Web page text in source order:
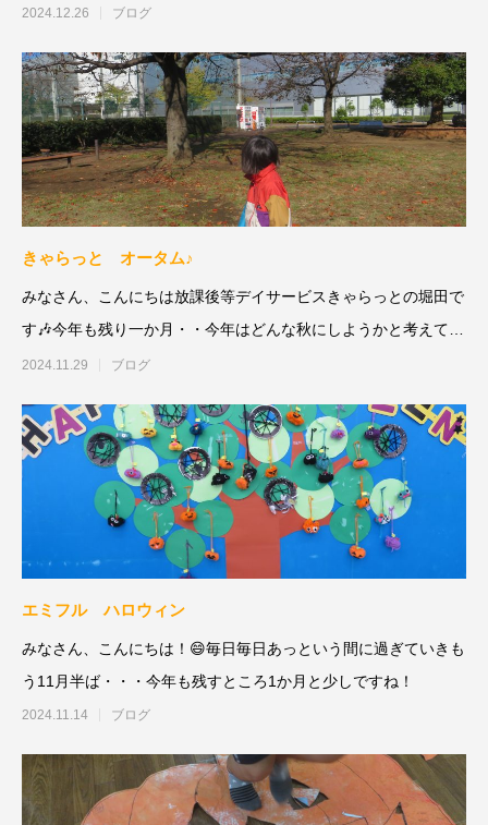
⚠️
2024.12.26 ブログ
きゃらっと オータム♪
みなさん、こんにちは放課後等デイサービスきゃらっとの堀田で
す🎶今年も残り一か月・・今年はどんな秋にしようかと考えてい
たのに秋
2024.11.29 ブログ
エミフル ハロウィン
みなさん、こんにちは！😄毎日毎日あっという間に過ぎていきも
う11月半ば・・・今年も残すところ1か月と少しですね！
2024.11.14 ブログ